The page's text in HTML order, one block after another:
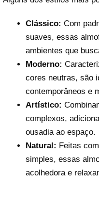
Clássico: Com
suaves, essas
ambientes que
Moderno:
cores neutras, são
contemporâneos e
Artístico:
complexos,
ousadia ao espaço.
Natural: Feitas
simples, essas
acolhedora e